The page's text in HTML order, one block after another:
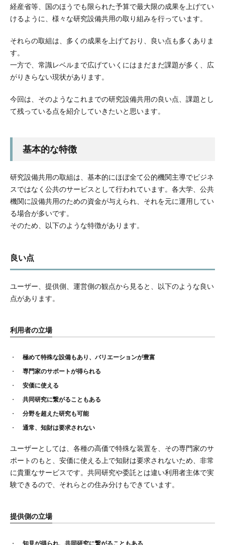
経産省等、国のほうでも限られた予算で最大限の成果を上げてい
けるように、様々な研究設備共用の取り組みを行っています。
それらの取組は、多くの成果を上げており、良い点も多くありま
す。
一方で、常識レベルまで広げていくにはまだまだ課題が多く、広
がりきらない現状があります。
今回は、そのようなこれまでの研究設備共用の良い点、課題とし
て残っている点を紹介していきたいと思います。
基本的な特徴
研究設備共用の取組は、基本的にほぼ全て公的機関主導でビジネ
スではなく公共のサービスとして行われています。各大学、公共
機関に設備共用のための資金が与えられ、それを元に運用してい
る場合が多いです。
そのため、以下のような特徴があります。
良い点
ユーザー、提供側、運営側の観点から見ると、以下のような良い
点があります。
利用者の立場
極めて特殊な設備もあり、バリエーションが豊富
専門家のサポートが得られる
安価に使える
共同研究に繋がることもある
分野を超えた研究も可能
通常、知財は要求されない
ユーザーとしては、各種の高価で特殊な装置を、その専門家のサ
ポートのもと、安価に使える上で知財は要求されないため、非常
に貴重なサービスです。共同研究や委託とは違い利用者主体で実
験できるので、それらとの住み分けもできています。
提供側の立場
知見が得られ、共同研究に繋がることもある